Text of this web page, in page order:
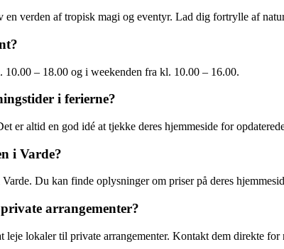
verden af tropisk magi og eventyr. Lad dig fortrylle af
10.00 – 18.00 og i weekenden fra kl. 10.00 – 16.00.
i ferierne?
er altid en god idé at tjekke deres hjemmeside for
i Varde?
Du kan finde oplysninger om priser på deres
arrangementer?
leje lokaler til private arrangementer. Kontakt dem direkte for